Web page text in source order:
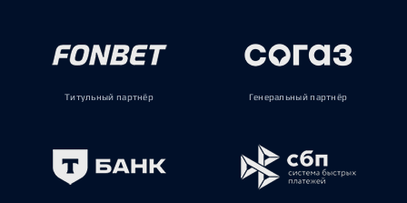
Титульный партнёр Генеральный партнёр